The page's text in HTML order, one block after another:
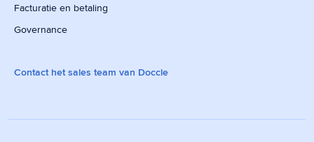
Facturatie en betaling
Governance
Contact het sales team van Doccle